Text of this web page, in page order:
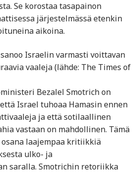
Se korostaa tasapainon
järjestelmässä etenkin
aikoina.
Israelin varmasti voittavan
vaaleja (lähde: The Times of
Bezalel Smotrich on
Israel tuhoaa Hamasin ennen
ja että sotilaallinen
vastaan on mahdollinen. Tämä
laajempaa kritiikkiä
ulko- ja
saralla. Smotrichin retoriikka